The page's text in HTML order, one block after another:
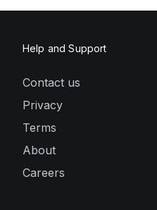
Help and Support
Contact us
Privacy
Terms
About
Careers